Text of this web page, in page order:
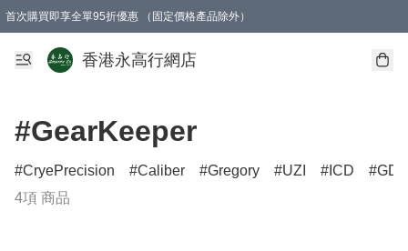
首次購買即享全單95折優惠 （固定價格產品除外）
澳門地區購物滿$800免運費
香港地區購物滿$600免運費
購買滿HK$1000即可免費獲得一個GEARLEX Small Ear Carabiner 2.0 扣環（贈品
香港永高行網店
#GearKeeper
CryePrecision Caliber Gregory UZI ICD
4項 商品